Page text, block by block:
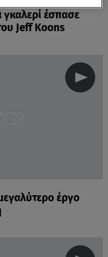
γκαλερί έσπασε
Jeff Koons
έργο